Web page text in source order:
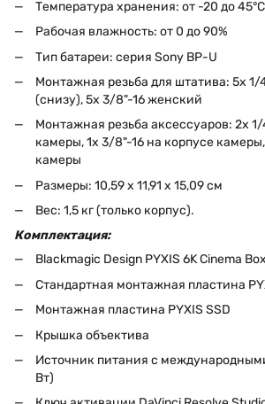
Температура хранения: от -20 до 45°C
Рабочая влажность: от 0 до 90%
Тип батареи: серия Sony BP-U
Монтажная резьба для штатива: 5x 1/
(снизу), 5x 3/8"-16 женский
Монтажная резьба аксессуаров: 2x
камеры, 1x 3/8"-16 на корпусе
камеры
Размеры: 10,59 x 11,91 x 15,09 см
Вес: 1,5 кг (только корпус).
Комплектация:
Blackmagic Design PYXIS 6K Cinema
Стандартная монтажная пластина
Монтажная пластина PYXIS SSD
Крышка объектива
Источник питания с
Вт)